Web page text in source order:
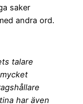
saker
andra ord.
talare
har även